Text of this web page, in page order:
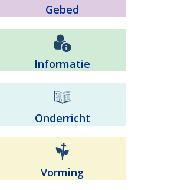
Gebed
Informatie
Onderricht
Vorming